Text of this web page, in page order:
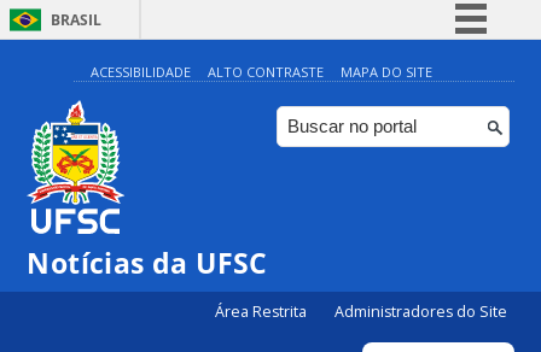
BRASIL
Simplifique!
Comunica BR
Participe
ACESSIBILIDADE ALTO CONTRASTE MAPA DO SITE
Notícias da UFSC
Área Restrita Administradores do Site